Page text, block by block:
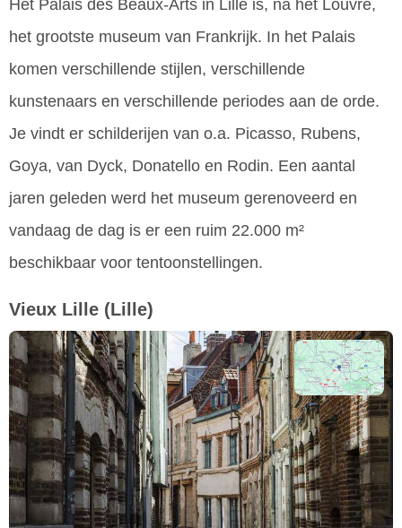
Het Palais des Beaux-Arts in Lille is, na het Louvre,
het grootste museum van Frankrijk. In het Palais
komen verschillende stijlen, verschillende
kunstenaars en verschillende periodes aan de orde.
Je vindt er schilderijen van o.a. Picasso, Rubens,
Goya, van Dyck, Donatello en Rodin. Een aantal
jaren geleden werd het museum gerenoveerd en
vandaag de dag is er een ruim 22.000 m²
beschikbaar voor tentoonstellingen.
Vieux Lille (Lille)